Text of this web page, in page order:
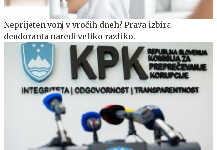
Neprijeten vonj v vročih dneh? Prava izbira
deodoranta naredi veliko razliko.